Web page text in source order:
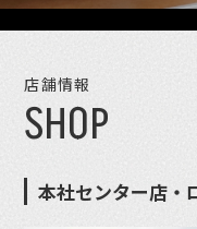
店舗情報
SHOP
本社センター店・